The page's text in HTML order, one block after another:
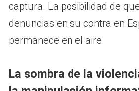
captura. La posibilidad de
denuncias en su contra en
permanece en el aire.
La sombra de la